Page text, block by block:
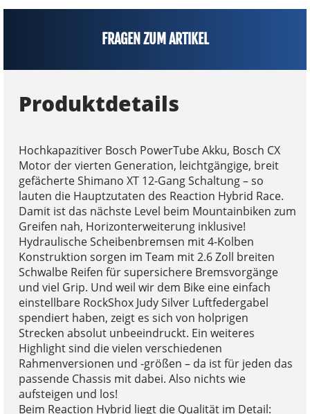
FRAGEN ZUM ARTIKEL
Produktdetails
Hochkapazitiver Bosch PowerTube Akku, Bosch CX
Motor der vierten Generation, leichtgängige, breit
gefächerte Shimano XT 12-Gang Schaltung – so
lauten die Hauptzutaten des Reaction Hybrid Race.
Damit ist das nächste Level beim Mountainbiken zum
Greifen nah, Horizonterweiterung inklusive!
Hydraulische Scheibenbremsen mit 4-Kolben
Konstruktion sorgen im Team mit 2.6 Zoll breiten
Schwalbe Reifen für supersichere Bremsvorgänge
und viel Grip. Und weil wir dem Bike eine einfach
einstellbare RockShox Judy Silver Luftfedergabel
spendiert haben, zeigt es sich von holprigen
Strecken absolut unbeeindruckt. Ein weiteres
Highlight sind die vielen verschiedenen
Rahmenversionen und -größen – da ist für jeden das
passende Chassis mit dabei. Also nichts wie
aufsteigen und los!
Beim Reaction Hybrid liegt die Qualität im Detail: